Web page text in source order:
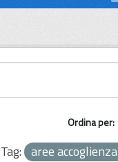
Ordina per
Tag: aree accoglienza